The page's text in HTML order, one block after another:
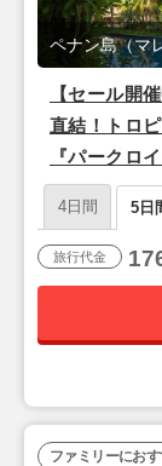
【セール開
直結！トロ
『パークロ
ペナン島（マ
4日間 5日
旅行代金
ファミリーにお